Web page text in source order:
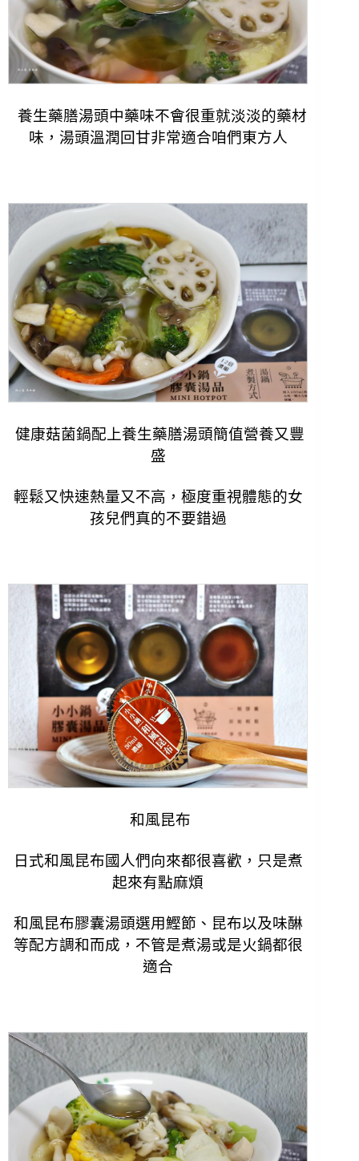
養生藥膳湯頭中藥味不會很重就淡淡的藥材
味，湯頭溫潤回甘非常適合咱們東方人
健康菇菌鍋配上養生藥膳湯頭簡值營養又豐
盛
輕鬆又快速熱量又不高， 極度重視體態的女
孩兒們真的不要錯過
和風昆布
日式和風昆布國人們向來都很喜歡，只是煮
起來有點麻煩
和風昆布膠囊湯頭選用鰹節、昆布以及味醂
等配方調和而成，不管是煮湯或是火鍋都很
適合